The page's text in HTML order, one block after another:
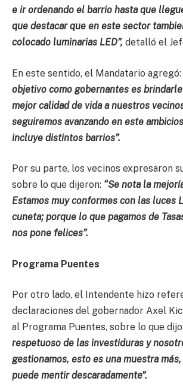
e ir ordenando el barrio hasta que
que destacar que en este sector
colocado luminarias LED”, detalló el
En este sentido, el Mandatario agregó:
objetivo como gobernantes es brindarle
mejor calidad de vida a nuestros
seguiremos avanzando en este
incluye distintos barrios”.
Por su parte, los vecinos expresaron
sobre lo que dijeron: “Se nota la
Estamos muy conformes con las luces
cuneta; porque lo que pagamos de
nos pone felices”.
Programa Puentes
Por otro lado, el Intendente hizo
declaraciones del gobernador Axel
al Programa Puentes, sobre lo que
respetuoso de las investiduras y
gestionamos, esto es una muestra
puede mentir descaradamente”.